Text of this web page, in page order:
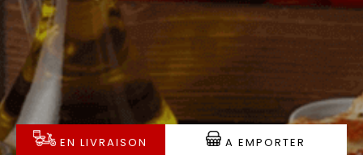
ACCUEIL
LA CARTE
NOTRE RESTAURANT
VOS AVISEN LIVRAISON A EMPORTER